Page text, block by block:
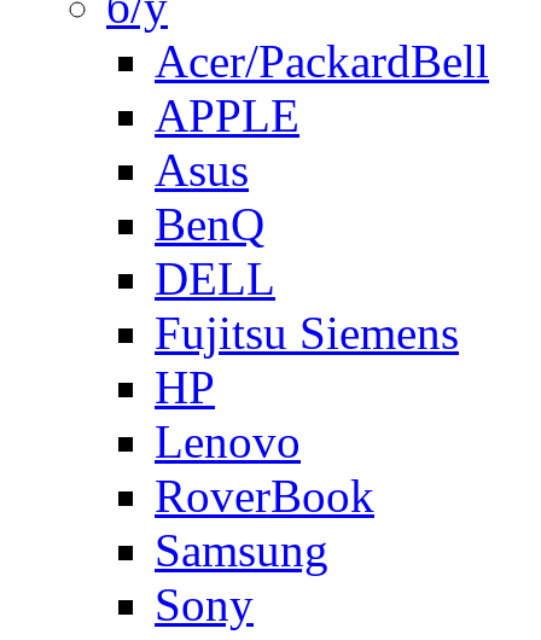
Acer/PackardBell
APPLE
Asus
BenQ
DELL
Fujitsu Siemens
HP
Lenovo
RoverBook
Samsung
Sony